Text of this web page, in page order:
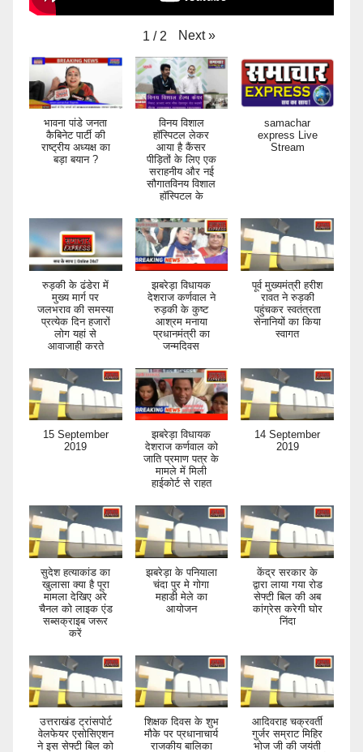
1 / 2 Next »
भावना पांडे जनता
कैबिनेट पार्टी की
राष्ट्रीय अध्यक्ष का
बड़ा बयान ?
विनय विशाल
हॉस्पिटल लेकर
आया है कैंसर
पीड़ितों के लिए एक
सराहनीय और नई
सौगातविनय विशाल
हॉस्पिटल के
samachar
express Live
Stream
रुड़की के ढंडेरा में
मुख्य मार्ग पर
जलभराव की समस्या
प्रत्येक दिन हजारों
लोग यहां से
आवाजाही करते
झबरेड़ा विधायक
देशराज कर्णवाल ने
रुड़की के कुष्ट
आश्रम मनाया
प्रधानमंत्री का
जन्मदिवस
पूर्व मुख्यमंत्री हरीश
रावत ने रुड़की
पहुंचकर स्वतंत्रता
सेनानियों का किया
स्वागत
15 September
2019
झबरेड़ा विधायक
देशराज कर्णवाल को
जाति प्रमाण पत्र के
मामले में मिली
हाईकोर्ट से राहत
14 September
2019
सुदेश हत्याकांड का
खुलासा क्या है पूरा
मामला देखिए अरे
चैनल को लाइक एंड
सब्सक्राइब जरूर
करें
झबरेड़ा के पनियाला
चंदा पुर मे गोगा
महाडी मेले का
आयोजन
केंद्र सरकार के
द्वारा लाया गया रोड
सेफ्टी बिल की अब
कांग्रेस करेगी घोर
निंदा
उत्तराखंड ट्रांसपोर्ट
वेलफेयर एसोसिएशन
ने इस सेफ्टी बिल को
शिक्षक दिवस के शुभ
मौके पर प्रधानाचार्य
राजकीय बालिका
आदिवराह चक्रवर्ती
गुर्जर सम्राट मिहिर
भोज जी की जयंती